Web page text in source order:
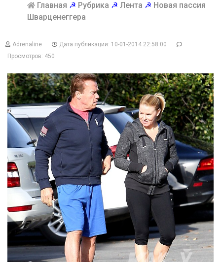
Главная ☭ Рубрика ☭ Лента ☭ Новая пассия
Шварценеггера
Adrenaline
Дата публикации: 10-01-2014 22:58:00
Просмотров: 450